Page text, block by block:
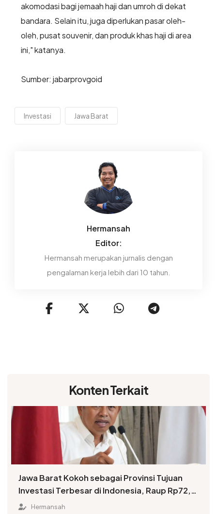
akomodasi bagi jemaah haji dan umroh di dekat
bandara. Selain itu, juga diperlukan pasar oleh-
oleh, pusat souvenir, dan produk khas haji di area
ini," katanya.
Sumber: jabarprovgoid
Investasi Jawa Barat
Hermansah
Editor:
Hermansah merupakan jurnalis dengan
pengalaman kerja lebih dari 10 tahun.
Konten Terkait
Jawa Barat Kokoh sebagai Provinsi Tujuan
Investasi Terbesar di Indonesia, Raup Rp72,5
Triliun hingga Juli 2025
Hermansah